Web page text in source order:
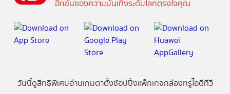
อีกขั้นของความบันเทิงระดับโลกตรงใจคุณ
วันนี้ดูสิทธิพิเศษอ่านเกมตาตั้งช้อปปิ้งแพ็กเกจกล่องทรูไอดีทีวี